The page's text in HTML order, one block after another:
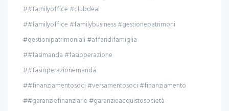
##familyoffice #clubdeal
##familyoffice #familybusiness #gestionepatrimoni
#gestionipatrimoniali #affaridifamiglia
##fasimanda #fasioperazione
##fasioperazionemanda
##finanziamentosoci #versamentosoci #finanziamento
##garanziefinanziarie #garanzieacquistosocietà